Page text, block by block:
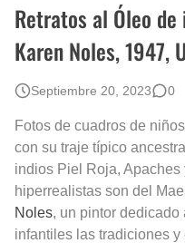
El mundo del arte
Retratos al Óleo
Karen Noles, 1947,
Septiembre 20, 2023 0
Fotos de cuadros de
con su traje típico
indios Piel Roja, Apaches
hiperrealistas son del
Noles, un pintor dedicado
infantiles las tradiciones